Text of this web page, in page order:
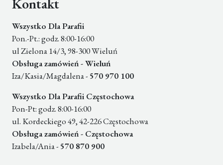
Wszystko Dla Parafii
Pon.-Pt.: godz. 8:00-16:00
ul Zielona 14/3, 98-300 Wieluń
Obsługa zamówień - Wieluń
Iza/Kasia/Magdalena - 570 970 100
Wszystko Dla Parafii Częstochowa
Pon-Pt: godz. 8:00-16:00
ul. Kordeckiego 49, 42-226 Częstochowa
Obsługa zamówień - Częstochowa
Izabela/Ania - 570 870 900